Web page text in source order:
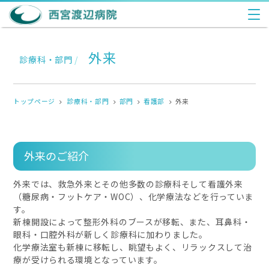
診療科・部門 / 外来
トップページ 診療科・部門 部門 看護部 外来
外来のご紹介
外来では、救急外来とその他多数の診療科そして看護外来
（糖尿病・フットケア・WOC）、化学療法などを行っていま
す。
新棟開設によって整形外科のブースが移転、また、耳鼻科・
眼科・口腔外科が新しく診療科に加わりました。
化学療法室も新棟に移転し、眺望もよく、リラックスして治
療が受けられる環境となっています。